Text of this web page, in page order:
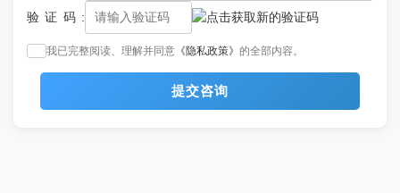
江旅行社跟团游有没有推荐的线路呢？
如果你要找单独的重庆垫江旅行社跟团游可能比较少，但是你在
足动旅行上可以看到很多重庆渝东南片区的旅游团，像是武隆酉阳都
可以值得去玩，上周我刚和朋友一块去了4天三晚的桃源秘境的团，
主要游玩景点有桃花源，龚滩古镇乌江画廊，天坑地缝这些地方，看
到的各种各样的景象还蛮多的，长了很多当地的特色小吃，尤其是天
验证码:
我已完整阅读、理解并同意 《隐私政策》 的全部内容。
提交咨询